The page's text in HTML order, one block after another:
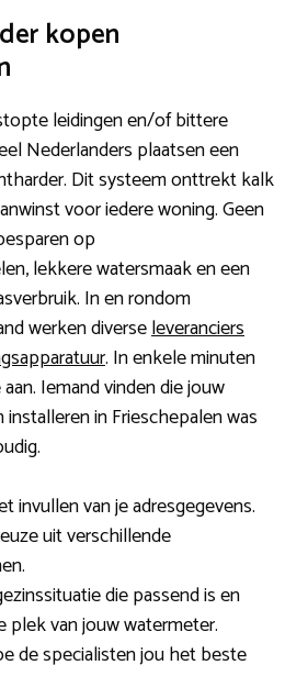
kopen
leidingen en/of bittere
Nederlanders plaatsen een
Dit systeem onttrekt kalk
voor iedere woning. Geen
op
lekkere watersmaak en een
In en rondom
werken diverseleveranciers
. In enkele minuten
Iemand vinden die jouw
in Frieschepalen was
invullen van je adresgegevens.
uit verschillende
die passend is en
plek van jouw watermeter.
de specialisten jou het beste